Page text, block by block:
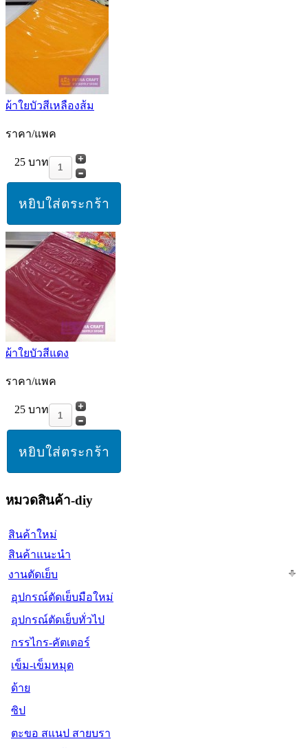
ผ้าใยบัวสีเหลืองส้ม
ราคา/แพค
25 บาท
ผ้าใยบัวสีแดง
ราคา/แพค
25 บาท
หมวดสินค้า-diy
สินค้าใหม่
สินค้าแนะนำ
งานตัดเย็บ
อุปกรณ์ตัดเย็บมือใหม่
อุปกรณ์ตัดเย็บทั่วไป
กรรไกร-คัตเตอร์
เข็ม-เข็มหมุด
ด้าย
ซิป
ตะขอ สแนป สายบรา